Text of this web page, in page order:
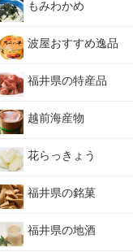
もみわかめ
波屋おすすめ逸品
福井県の特産品
越前海産物
花らっきょう
福井県の銘菓
福井県の地酒